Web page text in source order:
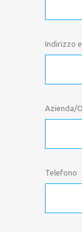
Indirizzo
Azienda/
Telefono